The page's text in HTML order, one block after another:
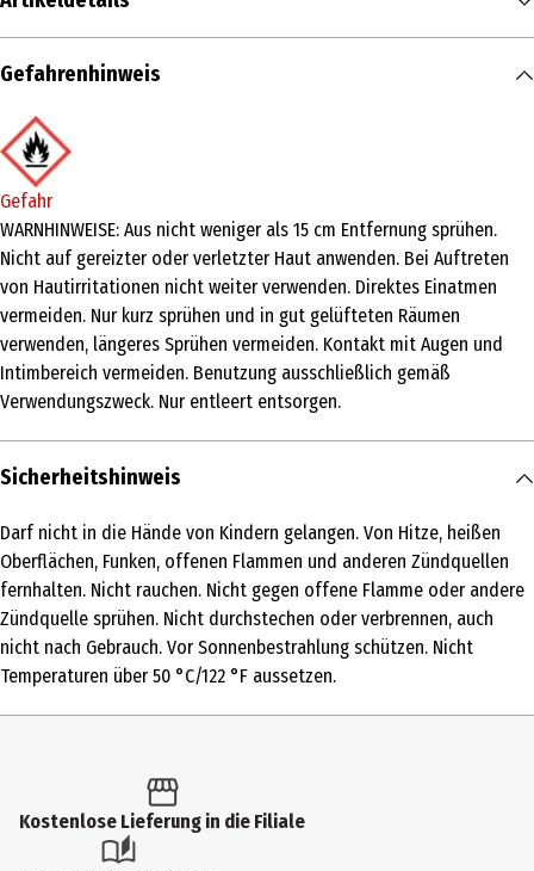
Inhalt
Produkttyp
Spray
Einsatzbereich
Pflege
Inhaltsstoffe
INGREDIENTS: Alcohol Denat., Butane, Isobutane, Propane, Parfum,
Zinc Neodecanoate, Isopropyl Myristate, Tetramethyl
Acetyloctahydronaphthalenes.
Anwendungshinweis
Aus nicht weniger als 15 cm Entfernung sprühen.
Nutzungshinweis
WARNHINWEISE: Aus nicht weniger als 15 cm Entfernung sprühen.
Nicht auf gereizter oder verletzter Haut anwenden. Bei Auftreten
von Hautirritationen nicht weiter verwenden. Direktes Einatmen
vermeiden. Nur kurz sprühen und in gut gelüfteten Räumen
verwenden, längeres Sprühen vermeiden. Kontakt mit Augen und
Unisex
Gefahrenhinweis
Gefahr
WARNHINWEISE: Aus nicht weniger als 15 cm Entfernung sprühen.
Nicht auf gereizter oder verletzter Haut anwenden. Bei Auftreten
von Hautirritationen nicht weiter verwenden. Direktes Einatmen
vermeiden. Nur kurz sprühen und in gut gelüfteten Räumen
verwenden, längeres Sprühen vermeiden. Kontakt mit Augen und
Intimbereich vermeiden. Benutzung ausschließlich gemäß
Verwendungszweck. Nur entleert entsorgen.
Sicherheitshinweis
Darf nicht in die Hände von Kindern gelangen. Von Hitze, heißen
Oberflächen, Funken, offenen Flammen und anderen Zündquellen
fernhalten. Nicht rauchen. Nicht gegen offene Flamme oder andere
Zündquelle sprühen. Nicht durchstechen oder verbrennen, auch
nicht nach Gebrauch. Vor Sonnenbestrahlung schützen. Nicht
Temperaturen über 50 °C/122 °F aussetzen.
Kostenlose Lieferung in die Filiale